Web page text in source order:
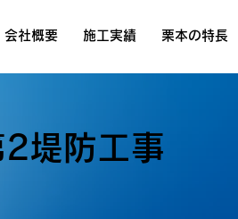
会社概要 施工実績 栗本の特長
堤防工事